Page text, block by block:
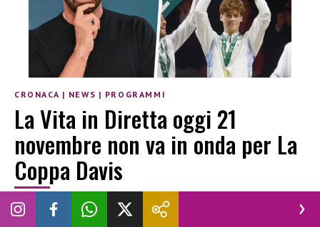
CRONACA | NEWS | PROGRAMMI
La Vita in Diretta oggi 21
novembre non va in onda per La
Coppa Davis
ANDREA SANNA |21 NOVEMBRE 2025
ALBERTO MATANO COPPA DAVIS LA VITA IN DIRETTA